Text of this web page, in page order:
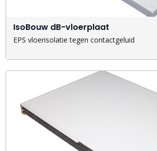
IsoBouw dB-vloerplaat
EPS vloerisolatie tegen contactgeluid